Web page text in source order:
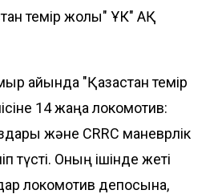
темір жолы" ҰК" АҚ
айында "Қазақстан темір
14 жаңа локомотив:
және CRRC маневрлік
түсті. Оның ішінде жеті
локомотив депосына,